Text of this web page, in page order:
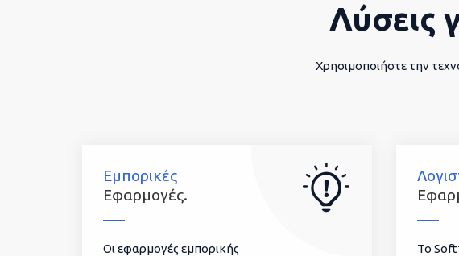
Λύσεις
Χρησιμοποιήστε την
Εμπορικές
Εφαρμογές.
Οι εφαρμογές εμπορικής
To